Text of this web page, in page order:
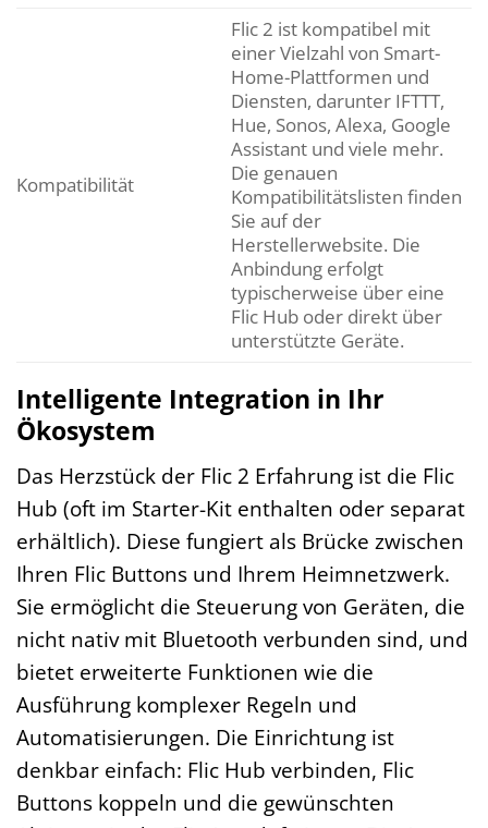
Kompatibilität
Flic 2 ist kompatibel mit
einer Vielzahl von Smart-
Home-Plattformen und
Diensten, darunter IFTTT,
Hue, Sonos, Alexa, Google
Assistant und viele mehr.
Die genauen
Kompatibilitätslisten finden
Sie auf der
Herstellerwebsite. Die
Anbindung erfolgt
typischerweise über eine
Flic Hub oder direkt über
unterstützte Geräte.
Intelligente Integration in Ihr
Ökosystem
Das Herzstück der Flic 2 Erfahrung ist die Flic
Hub (oft im Starter-Kit enthalten oder separat
erhältlich). Diese fungiert als Brücke zwischen
Ihren Flic Buttons und Ihrem Heimnetzwerk.
Sie ermöglicht die Steuerung von Geräten, die
nicht nativ mit Bluetooth verbunden sind, und
bietet erweiterte Funktionen wie die
Ausführung komplexer Regeln und
Automatisierungen. Die Einrichtung ist
denkbar einfach: Flic Hub verbinden, Flic
Buttons koppeln und die gewünschten